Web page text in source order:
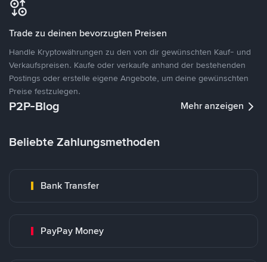
Trade zu deinen bevorzugten Preisen
Handle Kryptowährungen zu den von dir gewünschten Kauf- und
Verkaufspreisen. Kaufe oder verkaufe anhand der bestehenden
Postings oder erstelle eigene Angebote, um deine gewünschten
Preise festzulegen.
P2P-Blog Mehr anzeigen
Beliebte Zahlungsmethoden
Bank Transfer
PayPay Money